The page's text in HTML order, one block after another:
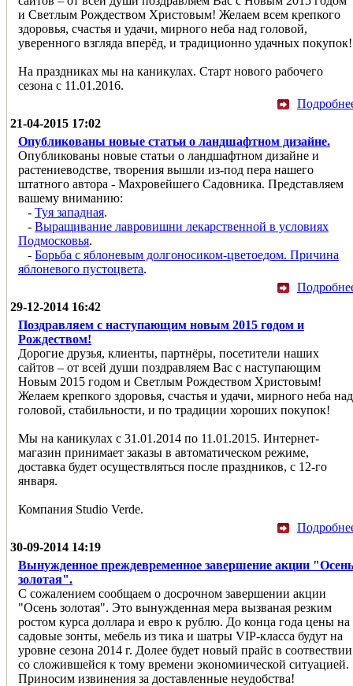
и Светлым Рождеством Христовым! Желаем всем крепкого
здоровья, счастья и удачи, мирного неба над головой,
уверенного взгляда вперёд, и традиционно удачных покупок!
На праздниках мы на каникулах. Старт нового рабочего
сезона с 11.01.2016.
21-04-2015 17:02
Опубликованы новые статьи о ландшафтном дизайне.
Опубликованы новые статьи о ландшафтном дизайне и
растениеводстве, творения вышли из-под пера нашего
штатного автора - Махровейшего Садовника. Представляем
вашему вниманию:
- Туя западная.
- Выращивание лавровишни лекарственной в условиях
Подмосковья.
- Борьба с яблоневым долгоносиком-цветоедом. Причина
яблоневого пустоцвета.
29-12-2014 16:42
Поздравляем с наступающим новым 2015 годом и
Рождеством!
Дорогие друзья, клиенты, партнёры, посетители наших
сайтов – от всей души поздравляем Вас с наступающим
Новым 2015 годом и Светлым Рождеством Христовым!
Желаем крепкого здоровья, счастья и удачи, мирного неба над
головой, стабильности, и по традиции хороших покупок!
Мы на каникулах с 31.01.2014 по 11.01.2015. Интернет-
магазин принимает заказы в автоматическом режиме,
доставка будет осуществляться после праздников, с 12-го
января.
Компания Studio Verde.
30-09-2014 14:19
Вынужденное преждевременное завершение акции "Осень
золотая".
С сожалением сообщаем о досрочном завершении акции
"Осень золотая". Это вынужденная мера вызваная резким
ростом курса доллара и евро к рублю. До конца года цены на
садовые зонты, мебель из тика и шатры VIP-класса будут на
уровне сезона 2014 г. Долее будет новый прайс в соотвествии
со сложившейся к тому времени экономиической ситуацией.
Приносим извинения за доставленные неудобства!